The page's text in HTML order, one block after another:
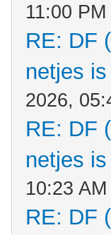
11:00 PM
RE: DF
netjes
2026,
RE: DF
netjes
10:23 AM
RE: DF